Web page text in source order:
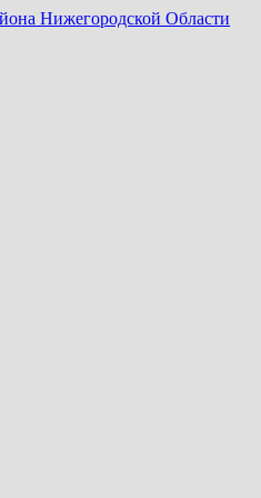
Нижегородской Области